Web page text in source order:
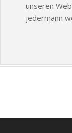
unseren
jedermann